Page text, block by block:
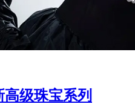
级珠宝系列